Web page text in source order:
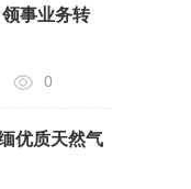
事业务转
0
优质天然气